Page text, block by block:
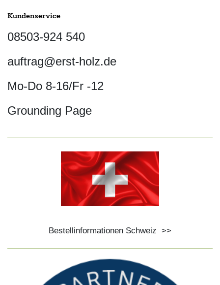
Kundenservice
08503-924 540
auftrag@erst-holz.de
Mo-Do 8-16/Fr -12
Grounding Page
Bestellinformationen Schweiz >>